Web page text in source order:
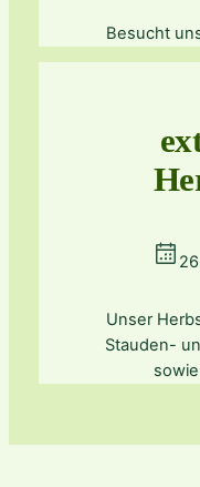
Besucht
Unser
Stauden-